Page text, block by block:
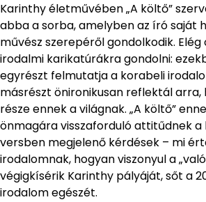
Karinthy életművében „A költő”
abba a sorba, amelyben az író saját
művész szerepéről gondolkodik.
irodalmi karikatúrákra gondolni:
egyrészt felmutatja a korabeli
másrészt önironikusan reflektál arra,
része ennek a világnak. „A költő”
önmagára visszaforduló attitűdnek a
versben megjelenő kérdések – mi
irodalomnak, hogyan viszonyul a
végigkísérik Karinthy pályáját, sőt a
irodalom egészét.